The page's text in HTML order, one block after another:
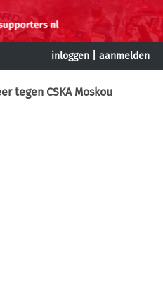
inloggen aanmelden
tegen CSKA Moskou